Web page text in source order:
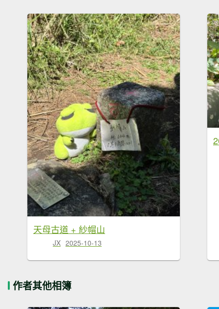
天母古道 + 紗帽山
JX 2025-10-13
作者其他相簿